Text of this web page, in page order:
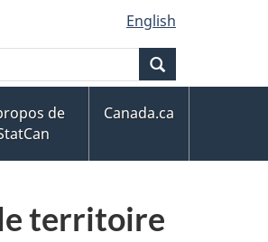
English
de
Canada.ca
territoire